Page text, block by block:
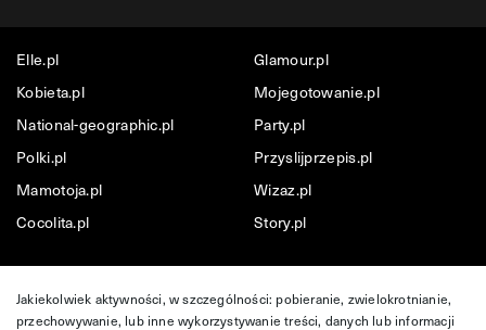
Elle.pl
Glamour.pl
Kobieta.pl
Mojegotowanie.pl
National-geographic.pl
Party.pl
Polki.pl
Przyslijprzepis.pl
Mamotoja.pl
Wizaz.pl
Cocolita.pl
Story.pl
Jakiekolwiek aktywności, w szczególności: pobieranie, zwielokrotnianie,
przechowywanie, lub inne wykorzystywanie treści, danych lub informacji